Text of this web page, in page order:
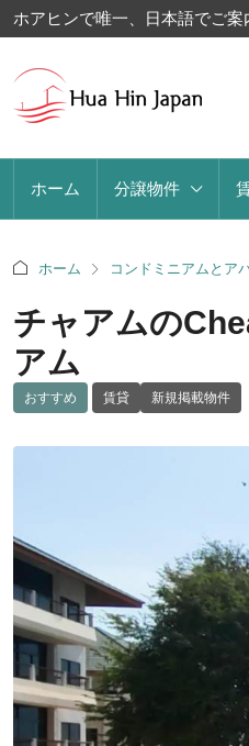
ホアヒンで唯一、日本語でご
ホーム 分譲物件
ホーム コンドミニアムとア
チャアムの
アム
おすすめ 賃貸 新規掲載物件